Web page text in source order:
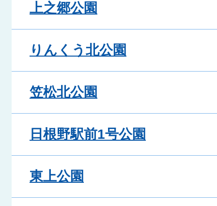
上之郷公園
りんくう北公園
笠松北公園
日根野駅前1号公園
東上公園